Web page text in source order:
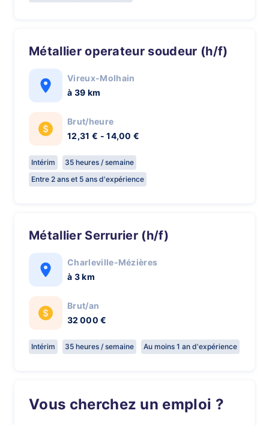
Métallier operateur soudeur (h/f)
Vireux-Molhain
à 39 km
Brut/heure
12,31 € - 14,00 €
Intérim
35 heures / semaine
Entre 2 ans et 5 ans d'expérience
Métallier Serrurier (h/f)
Charleville-Mézières
à 3 km
Brut/an
32 000 €
Intérim 35 heures / semaine Au moins 1 an d'expérience
Vous cherchez un emploi ?